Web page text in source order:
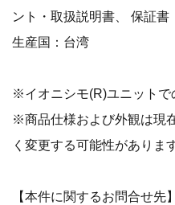
ント・取扱説明書、 保証書
生産国：台湾
※イオニシモ(R)ユニットで
※商品仕様および外観は現
く変更する可能性があります
【本件に関するお問合せ先】